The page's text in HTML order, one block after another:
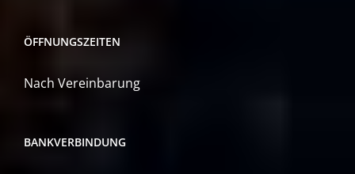
ÖFFNUNGSZEITEN
Nach Vereinbarung
BANKVERBINDUNG